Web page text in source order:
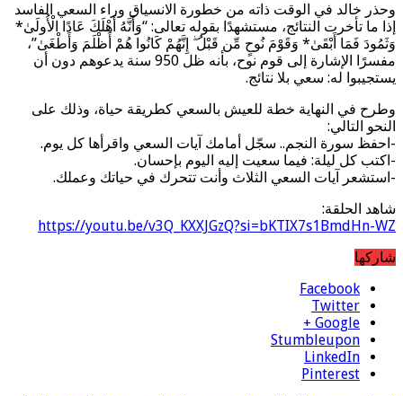
وحذر خالد في الوقت ذاته من خطورة الانسياق وراء السعي الفاسد
إذا ما تأخرت النتائج، مستشهدًا بقوله تعالى: “وَأَنَّهُ أَهْلَكَ عَادًا الْأُولَىٰ*
وَثَمُودَ فَمَا أَبْقَىٰ* وَقَوْمَ نُوحٍ مِّن قَبْلُ ۖ إِنَّهُمْ كَانُوا هُمْ أَظْلَمَ وَأَطْغَىٰ”،
مفسرًا الإشارة إلى قوم نوح، بأنه ظل 950 سنة يدعوهم دون أن
يستجيبوا له: سعي بلا نتائج.
وطرح في النهاية خطة للعيش بالسعي كطريقة حياة، وذلك على
النحو التالي:
-احفظ سورة النجم.. سجّل أمامك آيات السعي واقرأها كل يوم.
-اكتب كل ليلة: فيما سعيت إليه اليوم بإحسان.
-استشعر آيات السعي الثلاث وأنت تتحرك في حياتك وعملك.
شاهد الحلقة:
https://youtu.be/v3Q_KXXJGzQ?si=bKTIX7s1BmdHn-WZ
شاركها
Facebook
Twitter
Google +
Stumbleupon
LinkedIn
Pinterest